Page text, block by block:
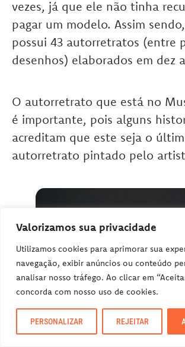
Valorizamos sua privacidade
Utilizamos cookies para aprimorar sua
navegação, exibir anúncios ou conteúdo
analisar nosso tráfego. Ao clicar em
concorda com nosso uso de cookies.
PERSONALIZAR REJEITAR
vezes, já que ele não tinha
pagar um modelo. Assim
possui 43 autorretratos (entre
desenhos) elaborados em dez
O autorretrato que está no
é importante, pois alguns
acreditam que este seja o
autorretrato pintado pelo